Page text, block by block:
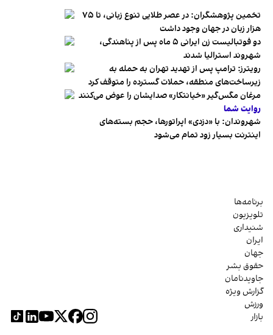
تخمین پژوهشگران: در عصر طلایی تنوع زبانی، تا ۷۵
هزار زبان در جهان وجود داشت
دو فوتبالیست زن ایرانی ۵ ماه پس از پناهندگی،
شهروند استرالیا شدند
رویترز: ترامپ پس از تهدید تهران به حمله به
زیرساخت‌های منطقه، حملات گسترده را متوقف کرد
مرغان مگس‌گیر «خیانتکار» صدایشان را عوض می‌کنند
روایت شما
شهروندان:‌ با «دزدی» اپراتورها، حجم بسته‌های
اینترنت بسیار زود تمام می‌شود
برنامه‌ها
تلویزیون
شنیداری
ایران
جهان
حقوق بشر
جاویدنامان
گزارش ویژه
ورزش
بازار